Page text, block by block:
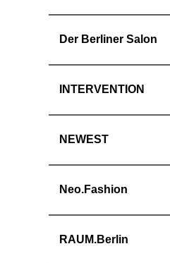
Der Berliner Salon
INTERVENTION
NEWEST
Neo.Fashion
RAUM.Berlin